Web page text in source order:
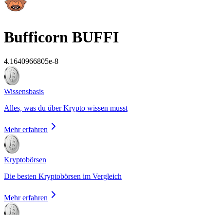
Bufficorn BUFFI
4.1640966805e-8
Wissensbasis
Alles, was du über Krypto wissen musst
Mehr erfahren
Kryptobörsen
Die besten Kryptobörsen im Vergleich
Mehr erfahren